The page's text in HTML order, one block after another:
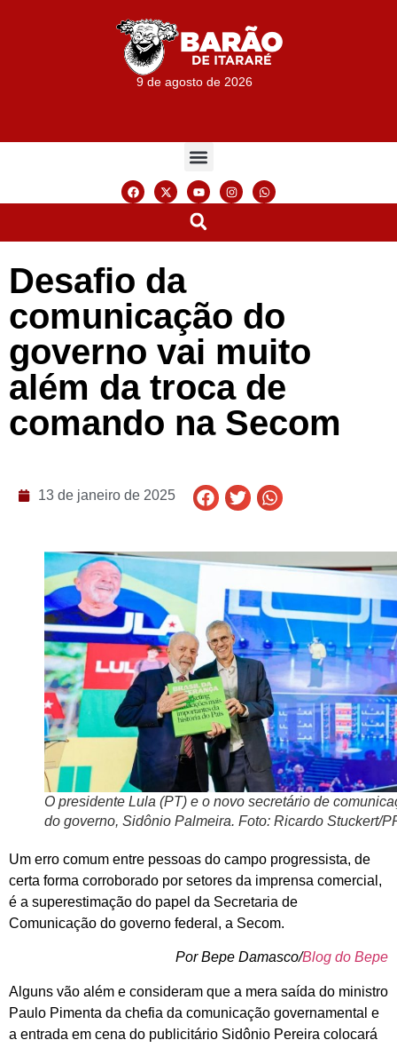
9 de agosto de 2026
Desafio da
comunicação do
governo vai muito
além da troca de
comando na Secom
13 de janeiro de 2025
O presidente Lula (PT) e o novo secretário de
do governo, Sidônio Palmeira. Foto: Ricardo Stuckert/
Um erro comum entre pessoas do campo progressista, de
certa forma corroborado por setores da imprensa comercial,
é a superestimação do papel da Secretaria de
Comunicação do governo federal, a Secom.
Por Bepe Damasco/Blog do Bepe
Alguns vão além e consideram que a mera saída do ministro
Paulo Pimenta da chefia da comunicação governamental e
a entrada em cena do publicitário Sidônio Pereira colocará